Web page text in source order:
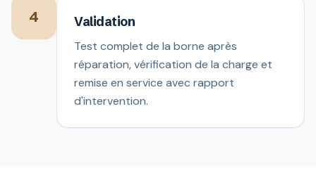
4 Validation
Test complet de la borne après
réparation, vérification de la charge et
remise en service avec rapport
d'intervention.